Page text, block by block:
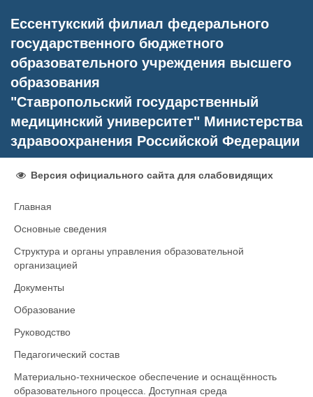
Ессентукский филиал федерального
государственного бюджетного
образовательного учреждения высшего
образования
"Ставропольский государственный
медицинский университет" Министерства
здравоохранения Российской Федерации
Версия официального сайта для слабовидящих
Главная
Основные сведения
Структура и органы управления образовательной
организацией
Документы
Образование
Руководство
Педагогический состав
Материально-техническое обеспечение и оснащённость
образовательного процесса. Доступная среда